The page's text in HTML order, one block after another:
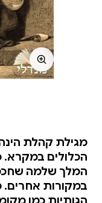
מגילת קהלת
הכלולים
המלך שלמה
במקורות אחרים.